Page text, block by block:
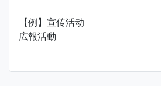
【例】宣传活动
広報活動